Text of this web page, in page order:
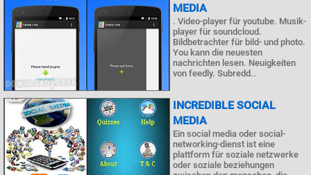
MEDIA
. Video-player für youtube. Musik-
player für soundcloud.
Bildbetrachter für bild- und photo.
You kann die neuesten
nachrichten lesen. Neuigkeiten
von feedly. Subredd..
INCREDIBLE SOCIAL
MEDIA
Ein social media oder social-
networking-dienst ist eine
plattform für soziale netzwerke
oder soziale beziehungen